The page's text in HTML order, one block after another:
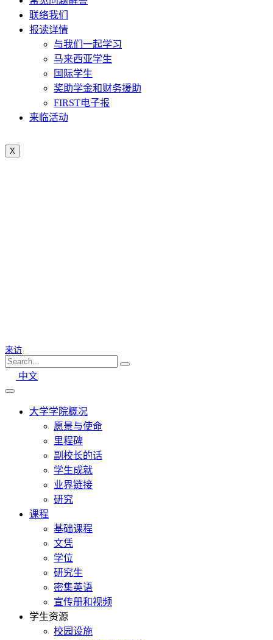
联络我们
报读详情
与我们一起学习
马来西亚学生
国际学生
奖助学金和财务援助
FIRST电子报
来临活动
X
来访
中文
大学学院概况
愿景与使命
里程碑
副校长的话
学生成就
业界链接
研究
课程
基础课程
文凭
学位
研究生
密集英语
宣传册和视频
学生资源
校园设施